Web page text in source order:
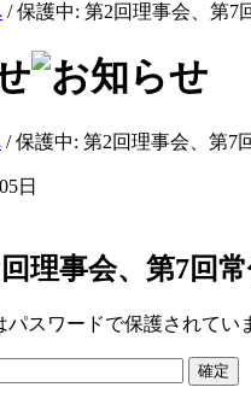
/保護中: 第2回理事会、第7
/ 保護中: 第2回理事会、第7
日
理事会、第7回
パスワードで保護されてい